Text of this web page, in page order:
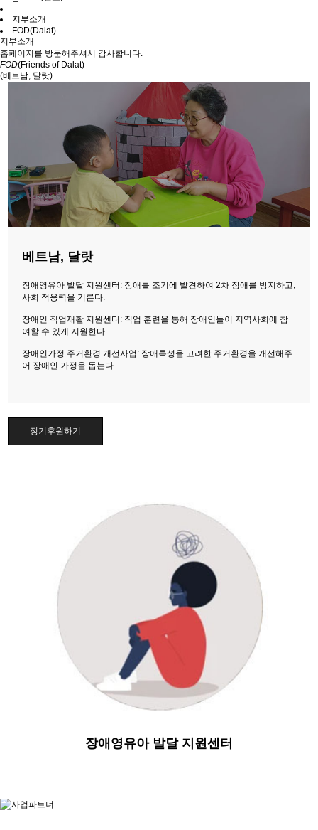
지부소개
FOD(Dalat)
지부소개
홈페이지를 방문해주셔서 감사합니다.
FOD(Friends of Dalat)
(베트남, 달랏)
베트남, 달랏
장애영유아 발달 지원센터: 장애를 조기에 발견하여 2차 장애를 방지하고,
사회 적응력을 기른다.
장애인 직업재활 지원센터: 직업 훈련을 통해 장애인들이 지역사회에 참
여할 수 있게 지원한다.
장애인가정 주거환경 개선사업: 장애특성을 고려한 주거환경을 개선해주
어 장애인 가정을 돕는다.
정기후원하기
장애영유아 발달 지원센터